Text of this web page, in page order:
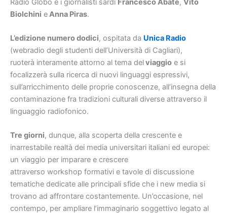
Radio Globo e i giornalisti sardi Francesco Abate, Vito
Biolchini eAnna Piras.
L’edizione numero dodici, ospitata da Unica Radio
(webradio degli studenti dell’Università di Cagliari),
ruoterà interamente attorno al tema delviaggio e si
focalizzerà sulla ricerca di nuovi linguaggi espressivi,
sull’arricchimento delle proprie conoscenze, all’insegna della
contaminazione fra tradizioni culturali diverse attraverso il
linguaggio radiofonico.
Tre giorni, dunque, alla scoperta della crescente e
inarrestabile realtà dei media universitari italiani ed europei:
un viaggio per imparare e crescere
attraverso workshop formativi e tavole di discussione
tematiche dedicate alle principali sfide che i new media si
trovano ad affrontare costantemente. Un’occasione, nel
contempo, per ampliare l’immaginario soggettivo legato al